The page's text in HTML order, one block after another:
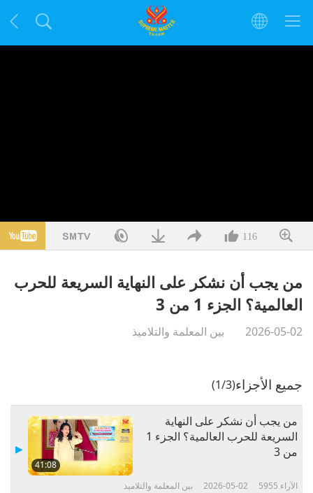
116
من يجب أن نشكر على النهاية السريعة للحرب
العالمية؟ الجزء 1 من 3
2026-05-02 بين المعلمة والتلاميذ
جميع الأجزاء(1/3)
41:08
من يجب أن نشكر على النهاية
السريعة للحرب العالمية؟ الجزء 1
من 3
بين المعلمة والتلاميذ 2026-05-02 5955 الآراء